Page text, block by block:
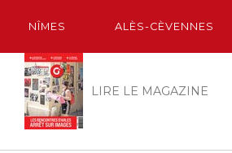
NÎMES ALÈS-CÈVENNES
LIRE LE MAGAZINE